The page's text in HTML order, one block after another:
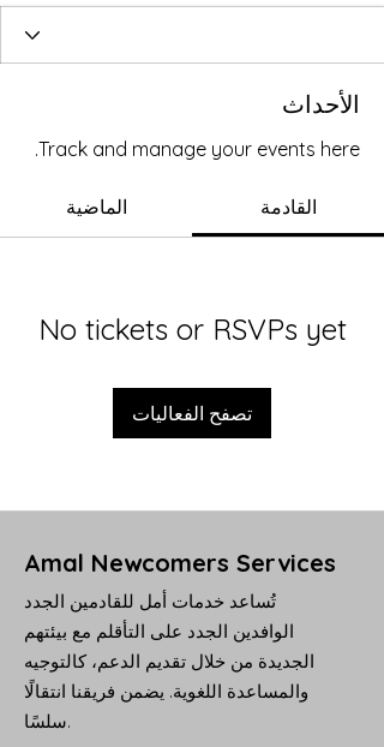
الأحداث
Track and manage your events here.
القادمة الماضية
No tickets or RSVPs yet
تصفح الفعاليات
Amal Newcomers Services
تُساعد خدمات أمل للقادمين الجدد
الوافدين الجدد على التأقلم مع بيئتهم
الجديدة من خلال تقديم الدعم، كالتوجيه
والمساعدة اللغوية. يضمن فريقنا انتقالًا
سلسًا.